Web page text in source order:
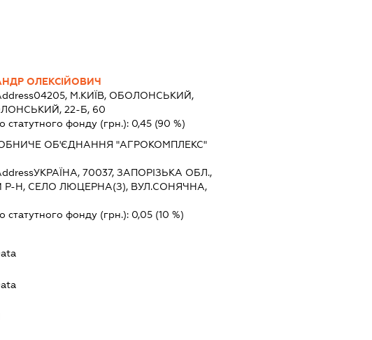
ОЛЕКСІЙОВИЧ
04205, М.КИЇВ, ОБОЛОНСЬКИЙ,
22-Б, 60
статутного фонду (грн.): 0,45(90 %)
ОБ'ЄДНАННЯ "АГРОКОМПЛЕКС"
УКРАЇНА, 70037, ЗАПОРІЗЬКА ОБЛ.,
Р-Н, СЕЛО ЛЮЦЕРНА(З), ВУЛ.СОНЯЧНА,
статутного фонду (грн.): 0,05(10 %)